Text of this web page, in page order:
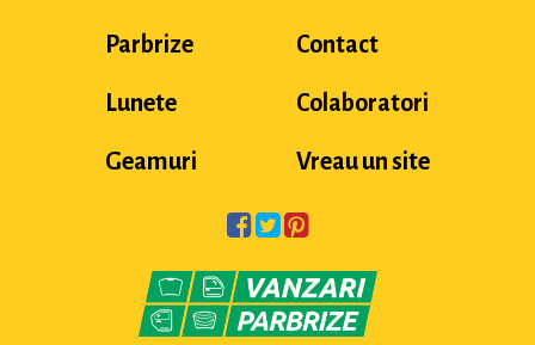
Parbrize
Lunete
Geamuri
Contact
Colaboratori
Vreau un site